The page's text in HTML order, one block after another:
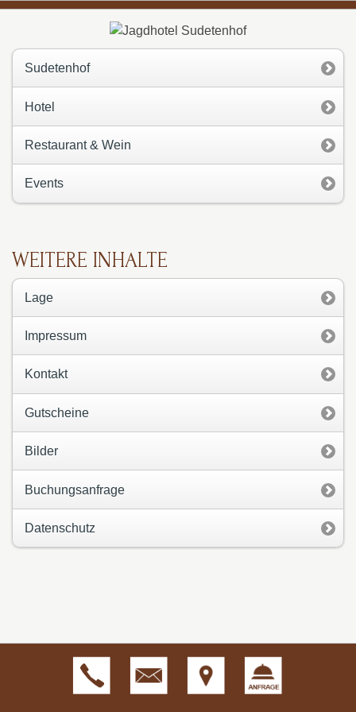
Sudetenhof
Hotel
Restaurant & Wein
Events
WEITERE INHALTE
Lage
Impressum
Kontakt
Gutscheine
Bilder
Buchungsanfrage
Datenschutz